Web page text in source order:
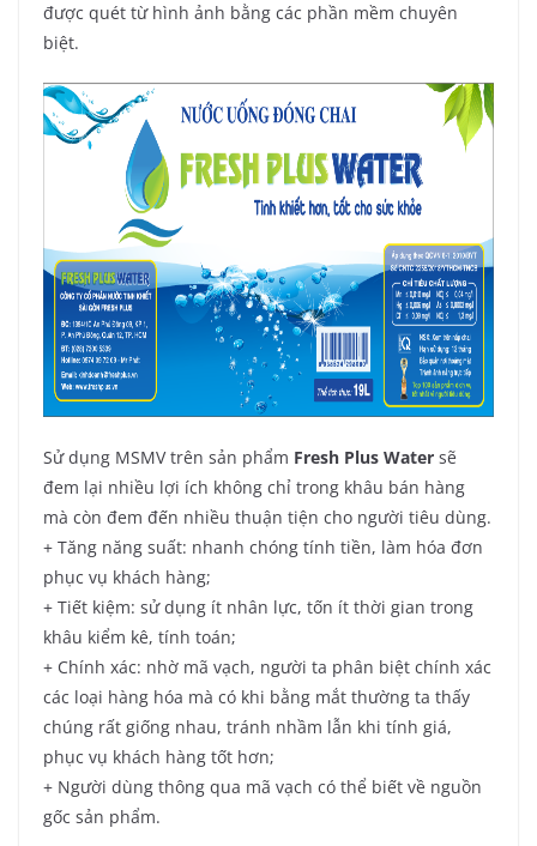
được quét từ hình ảnh bằng các phần mềm chuyên
biệt.
Sử dụng MSMV trên sản phẩm Fresh Plus Water sẽ
đem lại nhiều lợi ích không chỉ trong khâu bán hàng
mà còn đem đến nhiều thuận tiện cho người tiêu dùng.
+ Tăng năng suất: nhanh chóng tính tiền, làm hóa đơn
phục vụ khách hàng;
+ Tiết kiệm: sử dụng ít nhân lực, tốn ít thời gian trong
khâu kiểm kê, tính toán;
+ Chính xác: nhờ mã vạch, người ta phân biệt chính xác
các loại hàng hóa mà có khi bằng mắt thường ta thấy
chúng rất giống nhau, tránh nhầm lẫn khi tính giá,
phục vụ khách hàng tốt hơn;
+ Người dùng thông qua mã vạch có thể biết về nguồn
gốc sản phẩm.